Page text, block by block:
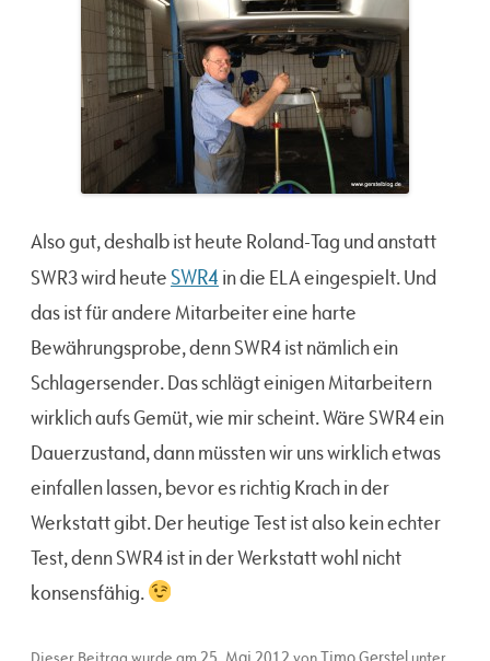
Also gut, deshalb ist heute Roland-Tag und anstatt
SWR3 wird heute SWR4 in die ELA eingespielt. Und
das ist für andere Mitarbeiter eine harte
Bewährungsprobe, denn SWR4 ist nämlich ein
Schlagersender. Das schlägt einigen Mitarbeitern
wirklich aufs Gemüt, wie mir scheint. Wäre SWR4 ein
Dauerzustand, dann müssten wir uns wirklich etwas
einfallen lassen, bevor es richtig Krach in der
Werkstatt gibt. Der heutige Test ist also kein echter
Test, denn SWR4 ist in der Werkstatt wohl nicht
konsensfähig.